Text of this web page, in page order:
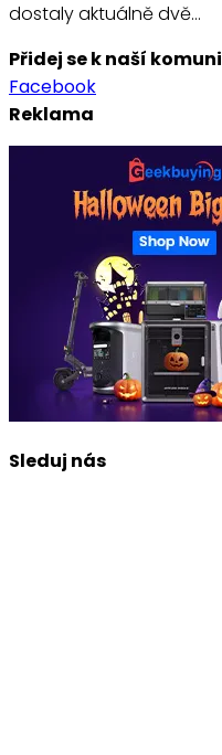
dostaly aktuálně dvě…
Přidej se k naší
Facebook
Reklama
Sleduj nás